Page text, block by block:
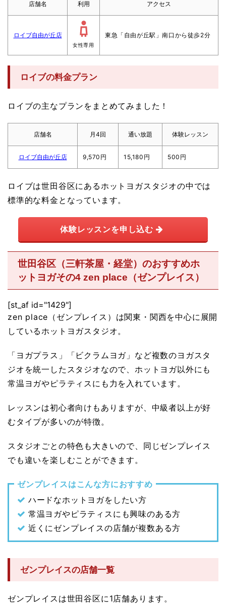
店舗名 利用 アクセス
ロイブ自由が丘店
女性専用
東急「自由が丘駅」南口から徒歩2分
ロイブの料金プラン
ロイブの主なプランをまとめてみました！
店舗名 月4回 通い放題 体験レッスン
ロイブ自由が丘店 9,570円 15,180円 500円
ロイブは世田谷区にあるホットヨガスタジオの中では
標準的な料金となっています。
体験レッスンを申し込む
世田谷区（三軒茶屋・経堂）のおすすめホ
ットヨガその4 zen place（ゼンプレイス）
[st_af id="1429"]
zen place（ゼンプレイス）は関東・関西を中心に展開
しているホットヨガスタジオ。
「ヨガプラス」「ビクラムヨガ」など複数のヨガスタ
ジオを統一したスタジオなので、ホットヨガ以外にも
常温ヨガやピラティスにも力を入れています。
レッスンは初心者向けもありますが、中級者以上が好
むタイプが多いのが特徴。
スタジオごとの特色も大きいので、同じゼンプレイス
でも違いを楽しむことができます。
ゼンプレイスはこんな方におすすめ
ハードなホットヨガをしたい方
常温ヨガやピラティスにも興味のある方
近くにゼンプレイスの店舗が複数ある方
ゼンプレイスの店舗一覧
ゼンプレイスは世田谷区に1店舗あります。